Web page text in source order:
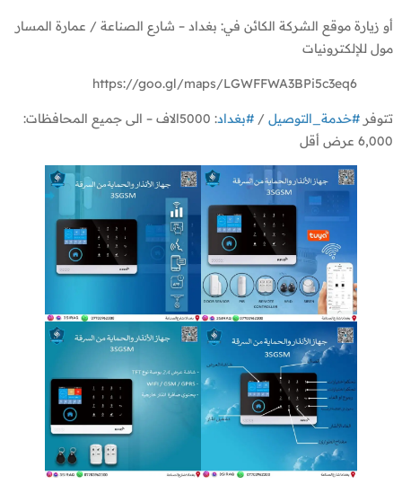
أو زيارة موقع الشركة الكائن في: بغداد – شارع الصناعة / عمارة المسار
مول للإلكترونيات
https://goo.gl/maps/LGWFFWA3BPi5c3eq6
تتوفر #خدمة_التوصيل / #بغداد
: 5000الاف – الى جميع المحافظات:
6,000 عرض أقل